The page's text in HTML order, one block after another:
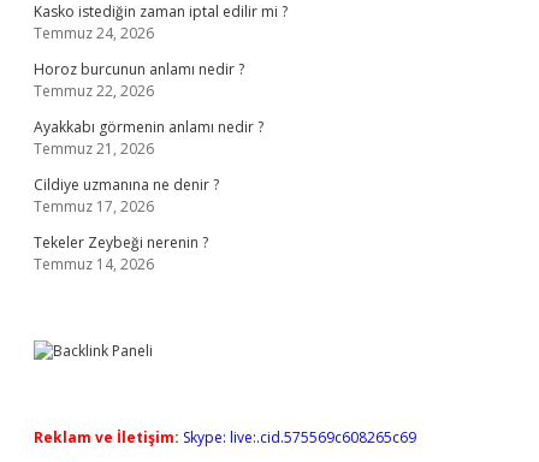
Kasko istediğin zaman iptal edilir mi ?
Temmuz 24, 2026
Horoz burcunun anlamı nedir ?
Temmuz 22, 2026
Ayakkabı görmenin anlamı nedir ?
Temmuz 21, 2026
Cildiye uzmanına ne denir ?
Temmuz 17, 2026
Tekeler Zeybeği nerenin ?
Temmuz 14, 2026
Reklam ve İletişim: Skype: live:.cid.575569c608265c69